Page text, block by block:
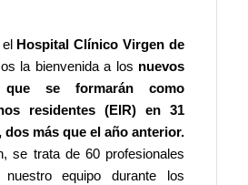
Hospital Clínico Virgen de
la bienvenida a los nuevos
que se formarán como
residentes (EIR) en 31
dos más que el año anterior.
se trata de 60 profesionales
nuestro equipo durante los